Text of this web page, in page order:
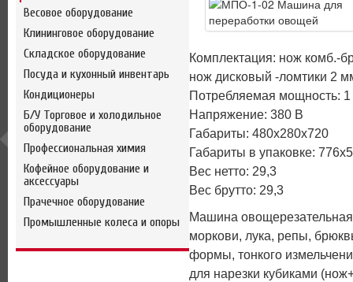
Весовое оборудование
Клининговое оборудование
Складское оборудование
Посуда и кухонный инвентарь
Кондиционеры
Б/У Торговое и холодильное
оборудование
Профессиональная химия
Кофейное оборудование и
аксессуары
Прачечное оборудование
Промышленные колеса и опоры
Комплектация: нож комб.-
нож дисковый -ломтики 2
Потребляемая мощность: 1
Напряжение: 380 В
Габариты: 480х280х720
Габариты в упаковке:
Вес нетто: 29,3
Вес брутто: 29,3
Машина
моркови, лука, репы,
формы, тонкого
для нарезки кубиками